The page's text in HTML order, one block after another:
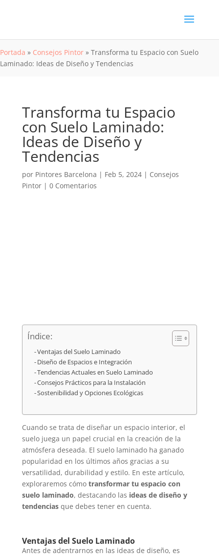
Portada » Consejos Pintor » Transforma tu Espacio con Suelo
Laminado: Ideas de Diseño y Tendencias
Transforma tu Espacio
con Suelo Laminado:
Ideas de Diseño y
Tendencias
por Pintores Barcelona | Feb 5, 2024| Consejos
Pintor| 0 Comentarios
Índice:
Ventajas del Suelo Laminado
Diseño de Espacios e Integración
Tendencias Actuales en Suelo Laminado
Consejos Prácticos para la Instalación
Sostenibilidad y Opciones Ecológicas
Cuando se trata de diseñar un espacio interior, el
suelo juega un papel crucial en la creación de la
atmósfera deseada. El suelo laminado ha ganado
popularidad en los últimos años gracias a su
versatilidad, durabilidad y estilo. En este artículo,
exploraremos cómo transformar tu espacio con
suelo laminado, destacando las ideas de diseño y
tendenciasque debes tener en cuenta.
Ventajas del Suelo Laminado
Antes de adentrarnos en las ideas de diseño, es